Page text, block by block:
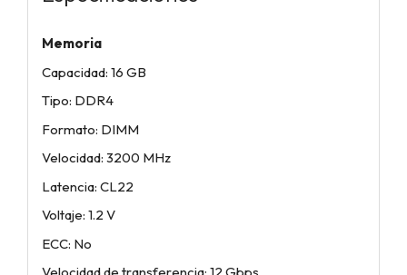
Memoria
Capacidad: 16 GB
Tipo: DDR4
Formato: DIMM
Velocidad: 3200 MHz
Latencia: CL22
Voltaje: 1.2 V
ECC: No